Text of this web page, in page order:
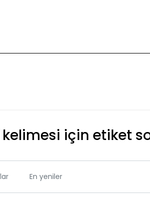
için etiket
En yeniler